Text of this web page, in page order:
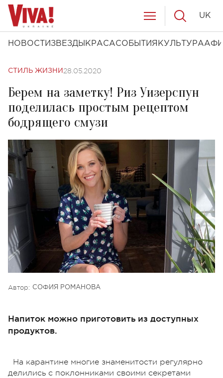
НОВОСТИ ЗВЕЗДЫ КРАСАСОБЫТИЯ КУЛЬТУРА
UK
СТИЛЬ ЖИЗНИ 28.05.2020
Берем на заметку! Риз Уизерспун
поделилась простым рецептом
бодрящего смузи
Автор: СОФИЯ РОМАНОВА
Напиток можно приготовить из доступных
продуктов.
На карантине многие знаменитости регулярно
делились с поклонниками своими секретами